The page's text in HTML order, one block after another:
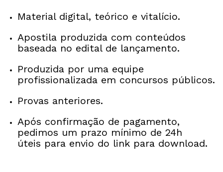
Material digital, teórico e vitalício.
Apostila produzida com conteúdos
baseada no edital de lançamento.
Produzida por uma equipe
profissionalizada em concursos públicos.
Provas anteriores.
Após confirmação de pagamento,
pedimos um prazo mínimo de 24h
úteis para envio do link para download.